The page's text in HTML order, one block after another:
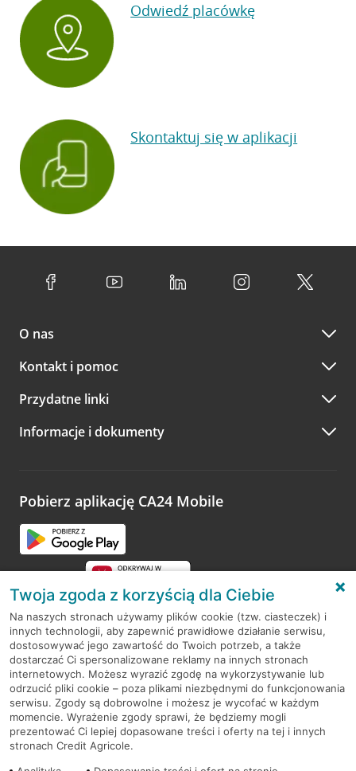
Odwiedź placówkę
Skontaktuj się w aplikacji
O nas
Kontakt i pomoc
Przydatne linki
Informacje i dokumenty
Pobierz aplikację CA24 Mobile
RODO
Regulamin serwisu
Mapa serwisu
PolitykaCookies
Twoja zgoda z korzyścią dla Ciebie
Na naszych stronach używamy plików cookie (tzw. ciasteczek) i
innych technologii, aby zapewnić prawidłowe działanie serwisu,
dostosowywać jego zawartość do Twoich potrzeb, a także
dostarczać Ci spersonalizowane reklamy na innych stronach
internetowych. Możesz wyrazić zgodę na wykorzystywanie lub
odrzucić pliki cookie – poza plikami niezbędnymi do funkcjonowania
serwisu. Zgody są dobrowolne i możesz je wycofać w każdym
momencie. Wyrażenie zgody sprawi, że będziemy mogli
prezentować Ci lepiej dopasowane treści i oferty na tej i innych
stronach Credit Agricole.